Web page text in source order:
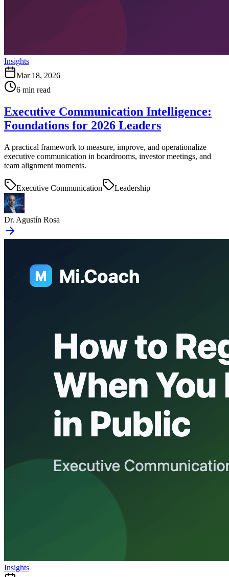
Insights
Mar 18, 2026
6 min read
Executive Communication Intelligence:
Foundations for 2026 Leaders
A practical framework to measure, improve, and operationalize
executive communication in boardrooms, investor meetings, and
team alignment moments.
Executive Communication Leadership
Dr. Agustín Rosa
Insights